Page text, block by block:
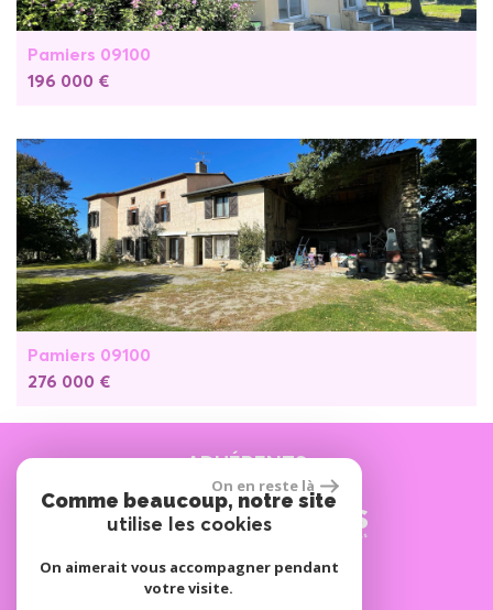
Pamiers 09100
196 000 €
Pamiers 09100
276 000 €
ADHÉRENTS
SE CONNECTER
On en reste là
Comme beaucoup, notre site
utilise les cookies
On aimerait vous accompagner pendant
votre visite.